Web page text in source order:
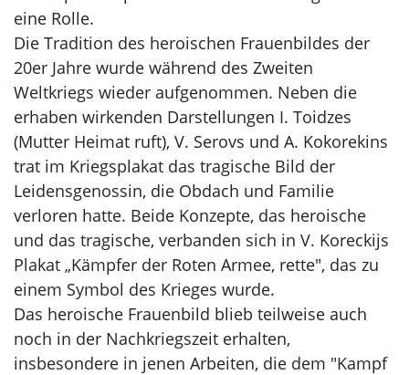
eine Rolle.
Die Tradition des heroischen Frauenbildes der
20er Jahre wurde während des Zweiten
Weltkriegs wieder aufgenommen. Neben die
erhaben wirkenden Darstellungen I. Toidzes
(Mutter Heimat ruft), V. Serovs und A. Kokorekins
trat im Kriegsplakat das tragische Bild der
Leidensgenossin, die Obdach und Familie
verloren hatte. Beide Konzepte, das heroische
und das tragische, verbanden sich in V. Koreckijs
Plakat „Kämpfer der Roten Armee, rette", das zu
einem Symbol des Krieges wurde.
Das heroische Frauenbild blieb teilweise auch
noch in der Nachkriegszeit erhalten,
insbesondere in jenen Arbeiten, die dem "Kampf